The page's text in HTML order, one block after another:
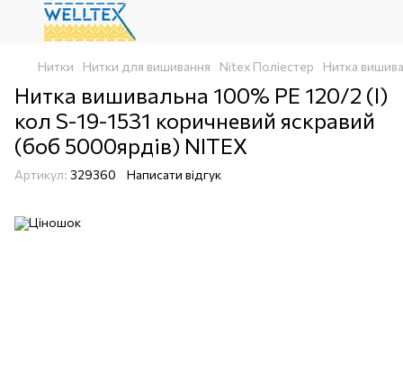
Нитки Нитки для вишивання Nitex Поліестер Нитка
Нитка вишивальна 100% РЕ 120/2 (I)
кол S-19-1531 коричневий яскравий
(боб 5000ярдів) NITEX
Артикул: 329360 Написати відгук